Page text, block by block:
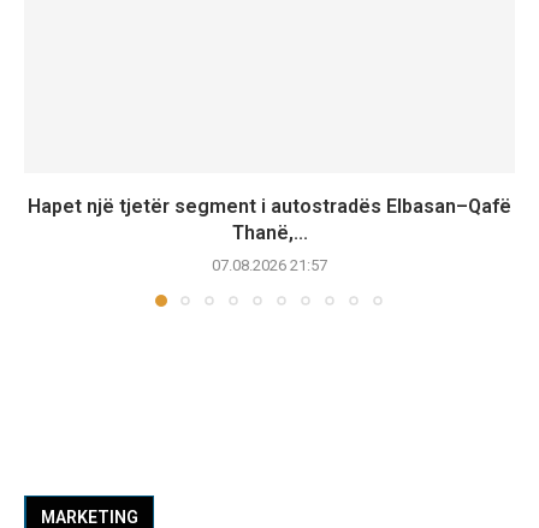
Hapet një tjetër segment i autostradës Elbasan–Qafë
Thanë,...
07.08.2026 21:57
MARKETING